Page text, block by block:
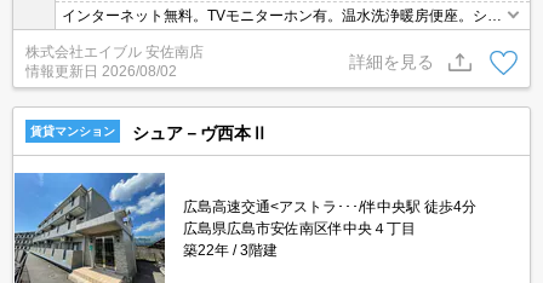
インターネット無料。TVモニターホン有。温水洗浄暖房便座。シャ
ワー付独立洗面台。室内に洗濯機置場あり。照明器具付き。宅配ボ
ックスあり。エアコン2基付き。フレスタへ400m。コンビニへ220
m。
株式会社エイブル 安佐南店
情報更新日 2026/08/02
詳細を見る
賃貸マンション シュア－ヴ西本Ⅱ
広島高速交通<アストラ･･･/伴中央駅 徒歩4分
広島県広島市安佐南区伴中央４丁目
築22年
3階建